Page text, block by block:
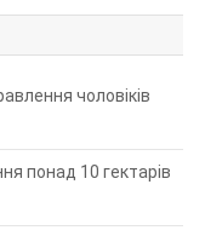
чоловіків
понад 10 гектарів